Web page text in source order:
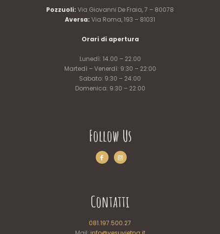
Pozzuoli: Via Giovanni De Fraia, 7 – 80078
Aversa: Via Roma, 193 – 81031
Orari di apertura
Lunedì: 14.00 – 22.00
Martedì – Venerdì: 9:30 – 22:00
Sabato: 9:30 – 24:00
Domenica: 9:30 – 22:00
Follow Us
Contatti
081.197.500.27